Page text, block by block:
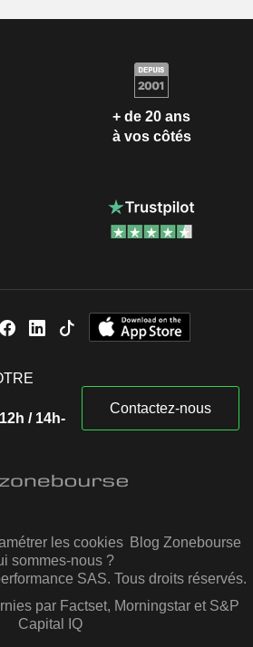
+ de 20 ans
à vos côtés
/ 14h-
Contactez-nous
les cookies Blog Zonebourse
sommes-nous ?
SAS. Tous droits réservés.
par Factset, Morningstar et S&P
Capital IQ